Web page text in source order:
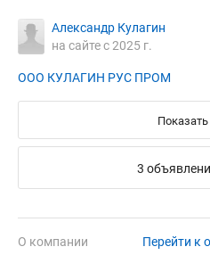
Александр Кулагин
на сайте с 2025 г.
ООО КУЛАГИН РУС ПРОМ
Показать
3
О компании Перейти к